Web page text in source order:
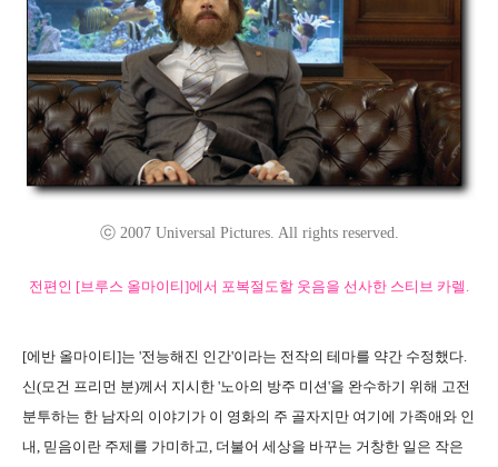
ⓒ 2007 Universal Pictures. All rights reserved.
전편인 [브루스 올마이티]에서 포복절도할 웃음을 선사한 스티브 카렐.
[에반 올마이티]는 '전능해진 인간'이라는 전작의 테마를 약간 수정했다.
신(모건 프리먼 분)께서 지시한 '노아의 방주 미션'을 완수하기 위해 고전
분투하는 한 남자의 이야기가 이 영화의 주 골자지만 여기에 가족애와 인
내, 믿음이란 주제를 가미하고, 더불어 세상을 바꾸는 거창한 일은 작은